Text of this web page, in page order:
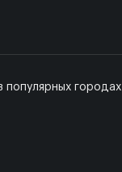
популярных городах